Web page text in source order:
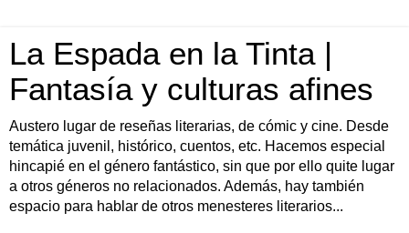
La Espada en la Tinta |
Fantasía y culturas afines
Austero lugar de reseñas literarias, de cómic y cine. Desde
temática juvenil, histórico, cuentos, etc. Hacemos especial
hincapié en el género fantástico, sin que por ello quite lugar
a otros géneros no relacionados. Además, hay también
espacio para hablar de otros menesteres literarios...